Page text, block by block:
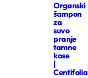
Organski
šampon
za
suvo
pranje
tamne
kose
|
Centifolia